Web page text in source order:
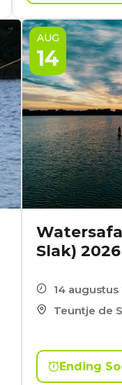
AUG
14
Slak) 2026
14
Teuntje de
Ending